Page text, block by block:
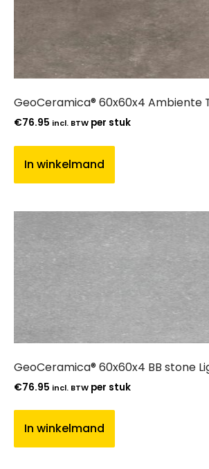
GeoCeramica® 60x60x4 Ambiente
€76.95 incl. BTW per stuk
In winkelmand
GeoCeramica® 60x60x4 BB stone
€76.95 incl. BTW per stuk
In winkelmand